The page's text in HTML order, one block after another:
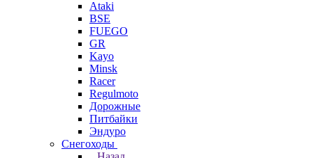
Ataki
BSE
FUEGO
GR
Kayo
Minsk
Racer
Regulmoto
Дорожные
Питбайки
Эндуро
Снегоходы